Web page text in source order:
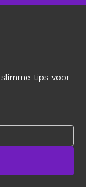
tips voor